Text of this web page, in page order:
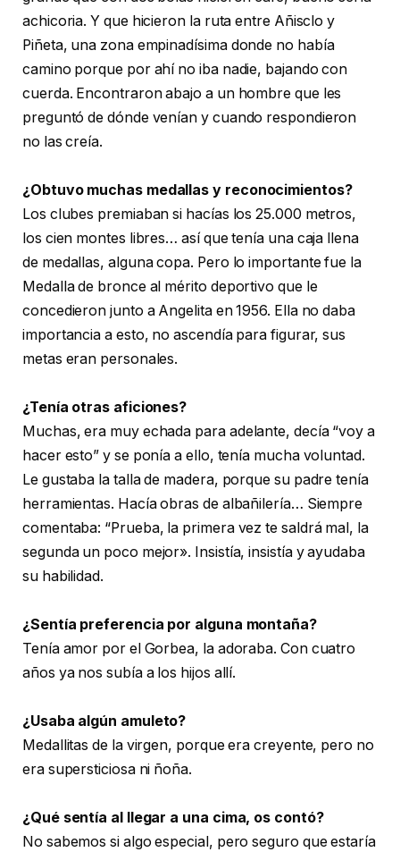
achicoria. Y que hicieron la ruta entre Añisclo y
Piñeta, una zona empinadísima donde no había
camino porque por ahí no iba nadie, bajando con
cuerda. Encontraron abajo a un hombre que les
preguntó de dónde venían y cuando respondieron
no las creía.
¿Obtuvo muchas medallas y reconocimientos?
Los clubes premiaban si hacías los 25.000 metros,
los cien montes libres… así que tenía una caja llena
de medallas, alguna copa. Pero lo importante fue la
Medalla de bronce al mérito deportivo que le
concedieron junto a Angelita en 1956. Ella no daba
importancia a esto, no ascendía para figurar, sus
metas eran personales.
¿Tenía otras aficiones?
Muchas, era muy echada para adelante, decía “voy a
hacer esto” y se ponía a ello, tenía mucha voluntad.
Le gustaba la talla de madera, porque su padre tenía
herramientas. Hacía obras de albañilería… Siempre
comentaba: “Prueba, la primera vez te saldrá mal, la
segunda un poco mejor». Insistía, insistía y ayudaba
su habilidad.
¿Sentía preferencia por alguna montaña?
Tenía amor por el Gorbea, la adoraba. Con cuatro
años ya nos subía a los hijos allí.
¿Usaba algún amuleto?
Medallitas de la virgen, porque era creyente, pero no
era supersticiosa ni ñoña.
¿Qué sentía al llegar a una cima, os contó?
No sabemos si algo especial, pero seguro que estaría